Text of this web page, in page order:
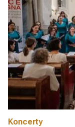
Koncerty